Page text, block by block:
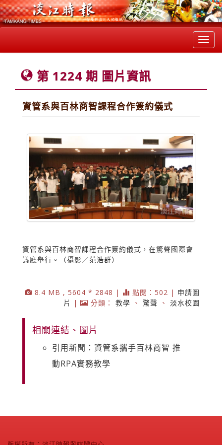
第 1224 期 圖片資訊
資管系與百林商智課程合作簽約儀式
資管系與百林商智課程合作簽約儀式，在驚聲國際會
議廳舉行。（攝影／范浩群）
8.4 MB , 5604 * 2848 | 點閱：502 | 申請圖
片
| 分類： 教學 、 驚聲 、 淡水校園
相關連結、圖片
引用新聞：資管系攜手百林商智 推
動RPA實務教學